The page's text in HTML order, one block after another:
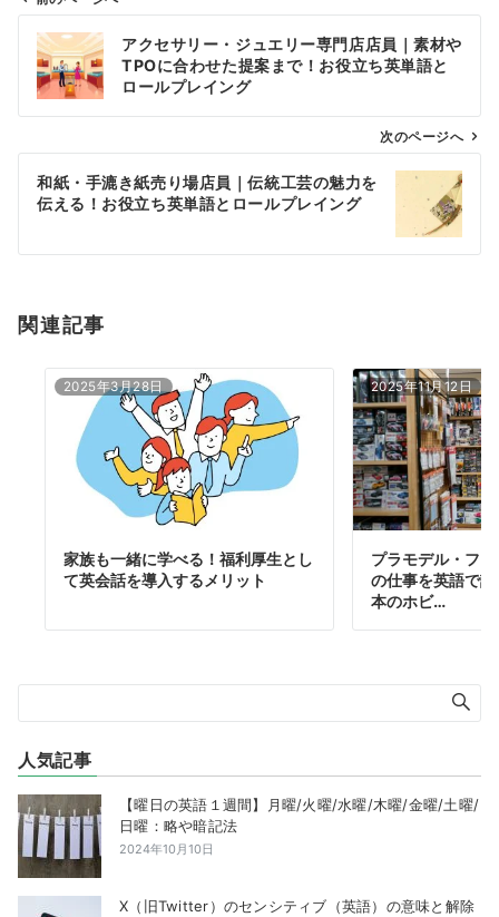
ビ
ン
アクセサリー・ジュエリー専門店店員｜素材や
TPOに合わせた提案まで！お役立ち英単語と
ロールプレイング
次のページへ
和紙・手漉き紙売り場店員｜伝統工芸の魅力を
伝える！お役立ち英単語とロールプレイング
関連記事
2025年3月28日
家族も一緒に学べる！福利厚生とし
て英会話を導入するメリット
2025年11月12日
プラモデル・フ
の仕事を英語で
本のホビ…
人気記事
【曜日の英語１週間】月曜/火曜/水曜/木曜/金曜/土曜/
日曜：略や暗記法
2024年10月10日
X（旧Twitter）のセンシティブ（英語）の意味と解除